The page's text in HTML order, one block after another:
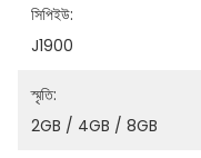
সিপিইউ:
J1900
স্মৃতি:
2GB / 4GB / 8GB